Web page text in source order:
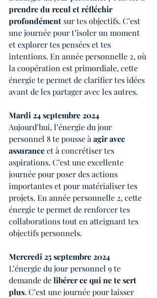
prendre du recul et réfléchir
profondément sur tes objectifs. C’est
une journée pour t’isoler un moment
et explorer tes pensées et tes
intentions. En année personnelle 2, où
la coopération est primordiale, cette
énergie te permet de clarifier tes idées
avant de les partager avec les autres.
Mardi 24 septembre 2024
Aujourd’hui, l’énergie du jour
personnel 8 te pousse à agir avec
assurance et à concrétiser tes
aspirations. C’est une excellente
journée pour poser des actions
importantes et pour matérialiser tes
projets. En année personnelle 2, cette
énergie te permet de renforcer tes
collaborations tout en atteignant tes
objectifs personnels.
Mercredi 25 septembre 2024
L’énergie du jour personnel 9 te
demande de libérer ce qui ne te sert
plus. C’est une journée pour laisser